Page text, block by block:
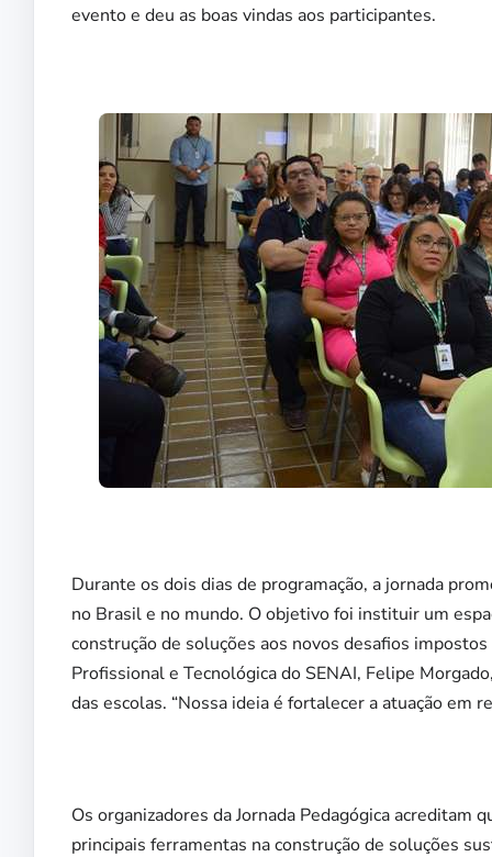
evento e deu as boas vindas aos participantes.
Durante os dois dias de programação, a jornada
no Brasil e no mundo. O objetivo foi instituir um
construção de soluções aos novos desafios
Profissional e Tecnológica do SENAI, Felipe
das escolas. “Nossa ideia é fortalecer a atuação em
Os organizadores da Jornada Pedagógica
principais ferramentas na construção de soluções